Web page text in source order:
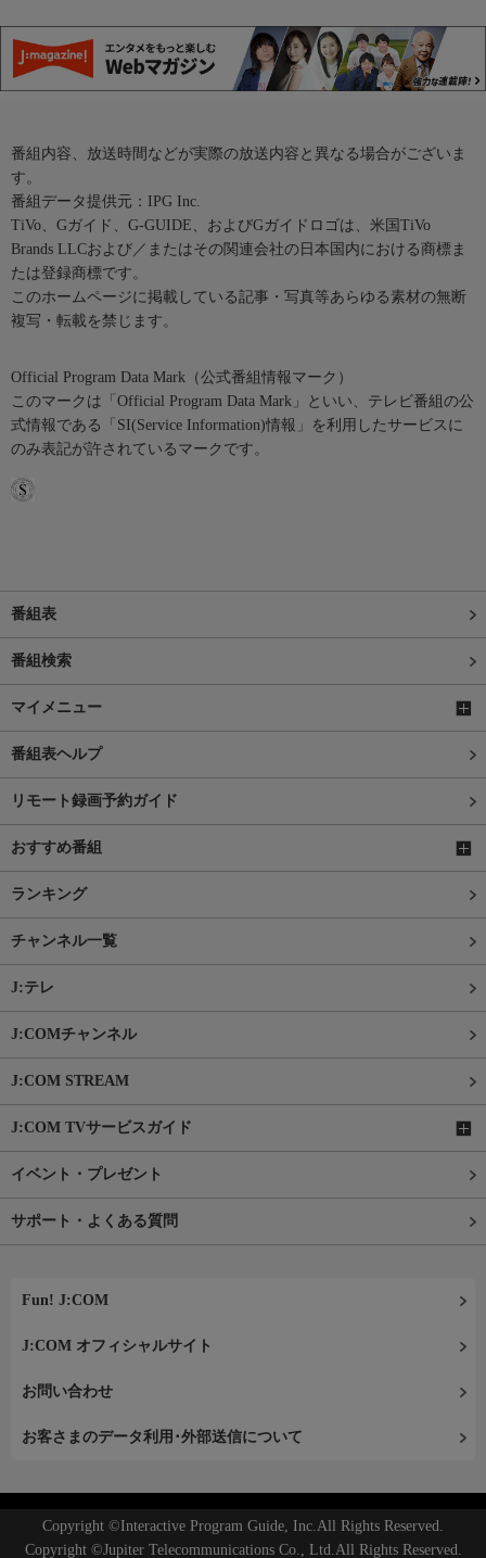
番組内容、放送時間などが実際の放送内容と異なる場合がございま
す。
番組データ提供元：IPG Inc.
TiVo、Gガイド、G-GUIDE、およびGガイドロゴは、米国TiVo
Brands LLCおよび／またはその関連会社の日本国内における商標ま
たは登録商標です。
このホームページに掲載している記事・写真等あらゆる素材の無断
複写・転載を禁じます。
Official Program Data Mark（公式番組情報マーク）
このマークは「Official Program Data Mark」といい、テレビ番組の公
式情報である「SI(Service Information)情報」を利用したサービスに
のみ表記が許されているマークです。
番組表
番組検索
マイメニュー
番組表ヘルプ
リモート録画予約ガイド
おすすめ番組
ランキング
チャンネル一覧
J:テレ
J:COMチャンネル
J:COM STREAM
J:COM TVサービスガイド
イベント・プレゼント
サポート・よくある質問
Fun! J:COM
J:COM オフィシャルサイト
お問い合わせ
お客さまのデータ利用･外部送信について
Copyright ©Interactive Program Guide, Inc.All Rights Reserved.
Copyright ©Jupiter Telecommunications Co., Ltd.All Rights Reserved.